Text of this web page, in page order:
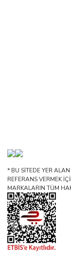
* BU SİTEDE YER
REFERANS VERMEK
MARKALARIN TÜM